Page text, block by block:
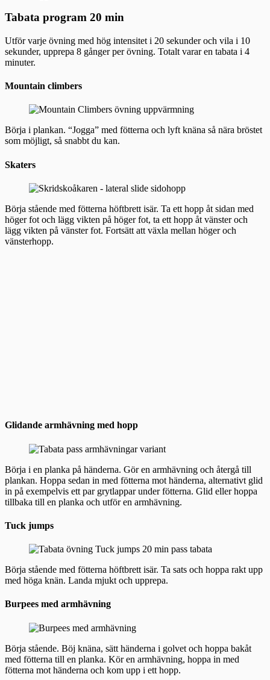
Tabata program 20 min
Utför varje övning med hög intensitet i 20 sekunder och vila i 10
sekunder, upprepa 8 gånger per övning. Totalt varar en tabata i 4
minuter.
Mountain climbers
Börja i plankan. “Jogga” med fötterna och lyft knäna så nära bröstet
som möjligt, så snabbt du kan.
Skaters
Börja stående med fötterna höftbrett isär. Ta ett hopp åt sidan med
höger fot och lägg vikten på höger fot, ta ett hopp åt vänster och
lägg vikten på vänster fot. Fortsätt att växla mellan höger och
vänsterhopp.
Glidande armhävning med hopp
Börja i en planka på händerna. Gör en armhävning och återgå till
plankan. Hoppa sedan in med fötterna mot händerna, alternativt glid
in på exempelvis ett par grytlappar under fötterna. Glid eller hoppa
tillbaka till en planka och utför en armhävning.
Tuck jumps
Börja stående med fötterna höftbrett isär. Ta sats och hoppa rakt upp
med höga knän. Landa mjukt och upprepa.
Burpees med armhävning
Börja stående. Böj knäna, sätt händerna i golvet och hoppa bakåt
med fötterna till en planka. Kör en armhävning, hoppa in med
fötterna mot händerna och kom upp i ett hopp.